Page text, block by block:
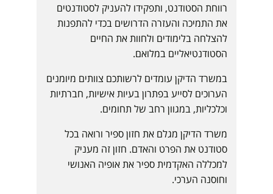
רווחת הסטודנט, ותפקידו להעניק לסטודנטים
את התמיכה והעזרה הדרושים בכדי להתפנות
להצלחה בלימודים ולחוות את החיים
הסטודנטיאליים במלואם.
במשרד הדיקן עומדים לרשותכם צוותים מיומנים
הערוכים לסייע בפתרון בעיות אישיות, חברתיות
וכלכליות, במגוון רחב של תחומים.
משרד הדיקן מגלם את חזון ספיר ורואה בכל
סטודנט את הפרט והאדם. חזון זה מעניק
למכללה האקדמית ספיר את אופיה האנושי
וחוסנה הערכי.